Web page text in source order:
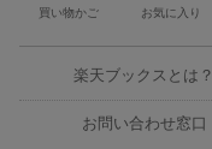
買い物かご お気に入り
楽天ブックスとは？
お問い合わせ窓口